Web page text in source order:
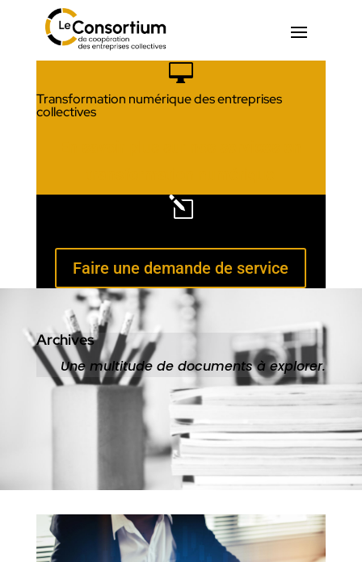

Transformation numérique des entreprises
collectives
l
Faire une demande de service
Archives
Une multitude de documents à explorer.